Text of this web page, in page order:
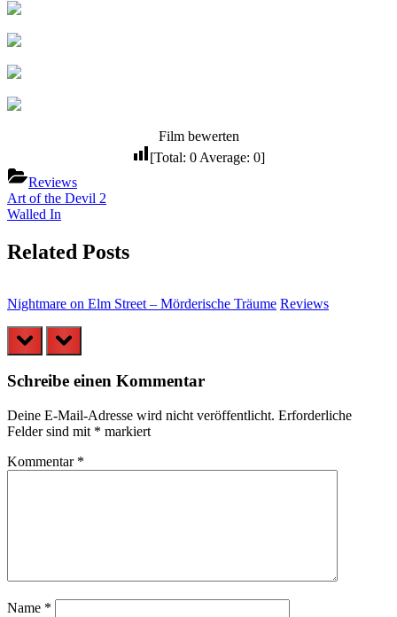
Film bewerten
[Total: 0 Average: 0]
Reviews
Beitragsnavigation
Previous
Post:
Art of the Devil 2
Next
Walled In
Related Posts
Nightmare on Elm Street – Mörderische Träume Reviews
prev next
Schreibe einen Kommentar
Deine E-Mail-Adresse wird nicht veröffentlicht. Erforderliche
Felder sind mit * markiert
Kommentar *
Name *